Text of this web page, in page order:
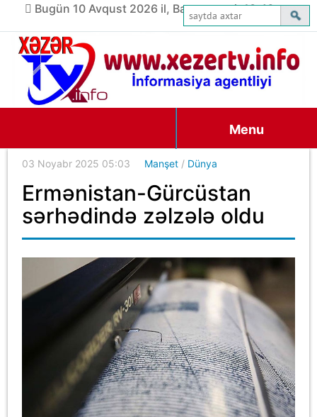
Bugün 10 Avqust 2026 il, Bazar ertəsi, 10:46
Menu
03 Noyabr 2025 05:03 Manşet / Dünya
Ermənistan-Gürcüstan
sərhədində zəlzələ oldu